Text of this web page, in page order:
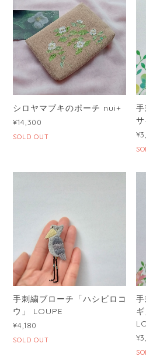
シロヤマブキのポーチ nui+
¥14,300
SOLD OUT
手刺繍ブローチ「ハシビロコ
ウ」 LOUPE
¥4,180
SOLD OUT